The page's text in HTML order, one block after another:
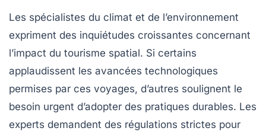
Les spécialistes du climat et de l’environnement
expriment des inquiétudes croissantes concernant
l’impact du tourisme spatial. Si certains
applaudissent les avancées technologiques
permises par ces voyages, d’autres soulignent le
besoin urgent d’adopter des pratiques durables. Les
experts demandent des régulations strictes pour